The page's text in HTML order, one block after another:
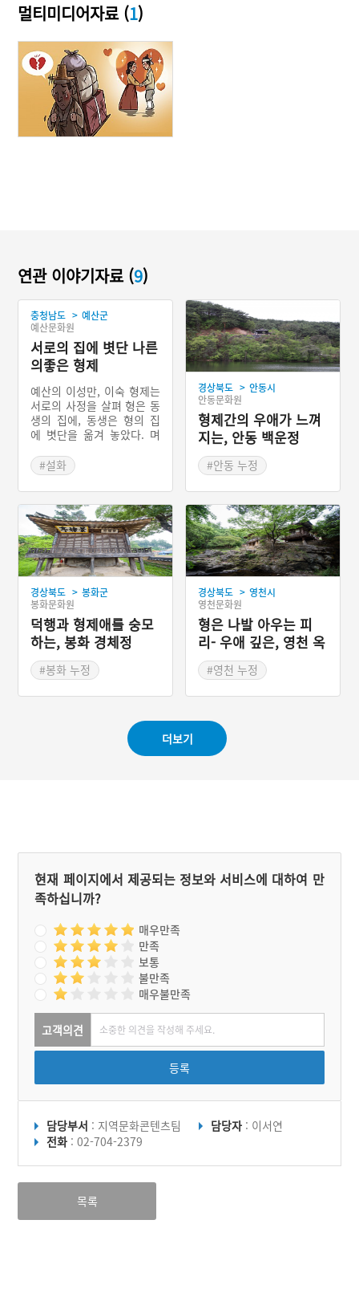
멀티미디어자료 (1)
연관 이야기자료 (9)
충청남도 > 예산군
예산문화원
서로의 집에 볏단 나른
의좋은 형제
예산의 이성만, 이숙 형제는
서로의 사정을 살펴 형은 동
생의 집에, 동생은 형의 집
에 볏단을 옮겨 놓았다. 며
지 않고 그대로였다. 어느
날 밤 형제는 볏단을 나르다
마주치게 되었고 서로의 행
동을 알고 흐뭇해하였다. 또
한 형제는 부모님이 살아계
실 때는 음식을 잘 봉양하
고, 해마다 친지들을 불러놓
고 잔치를 벌였다. 부모님이
돌아가신 뒤에는 각각 부모
님의 무덤을 잘 지켰다. 이
런 효행이 알려져 세종의 포
상을 받았다.
#설화
경상북도 > 안동시
안동문화원
형제간의 우애가 느껴
지는, 안동 백운정
#안동 누정
#경상북도 누정
#안동 가볼만한곳
경상북도 > 봉화군
봉화문화원
덕행과 형제애를 숭모
하는, 봉화 경체정
#봉화 누정
경상북도 > 영천시
영천문화원
형은 나발 아우는 피
리- 우애 깊은, 영천 옥
간정
#영천 누정
더보기
현재 페이지에서 제공되는 정보와 서비스에 대하여 만
족하십니까?
매우만족
만족
보통
불만족
매우불만족
고객의견
등록
담당부서 : 지역문화콘텐츠팀 담당자 : 이서연
전화 : 02-704-2379
목록